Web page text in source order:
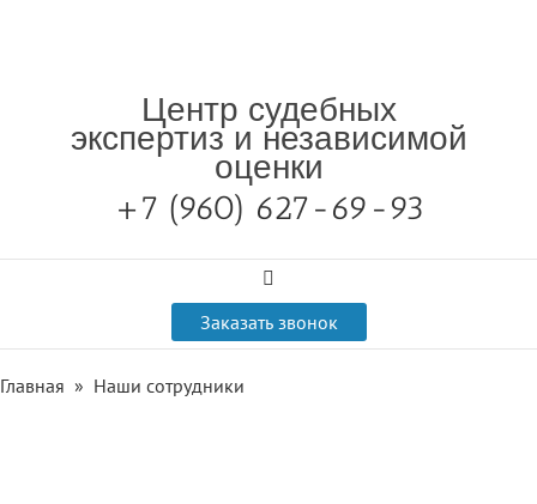
Центр судебных
экспертиз и независимой
оценки
+7 (960) 627-69-93

Заказать звонок
Главная » Наши сотрудники